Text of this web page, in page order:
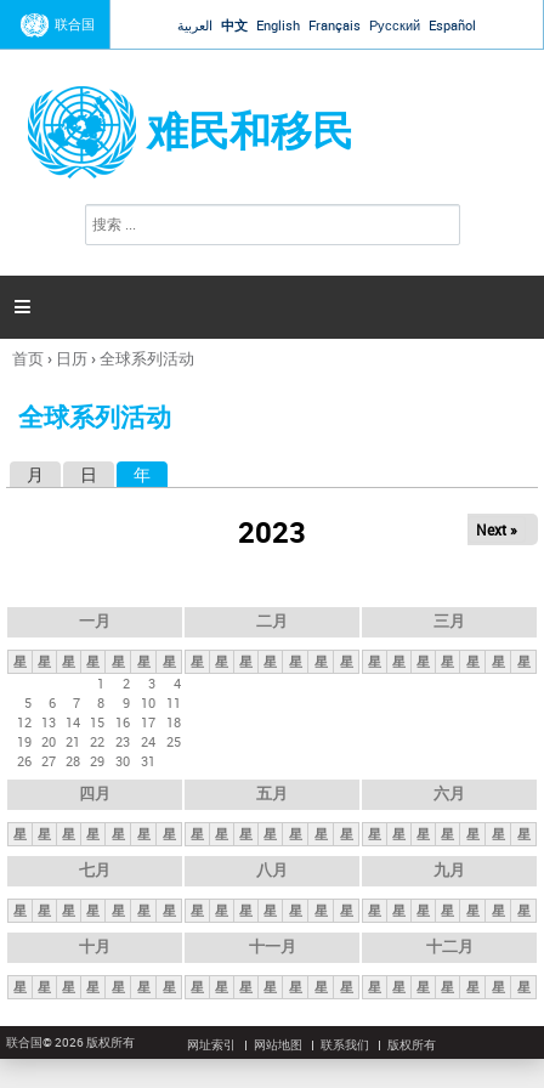
Jump to navigation
联合国 العربية 中文 English Français Русский Español
难民和移民
搜
索

你
这
首页› 日历›全球系列活动
全球系列活动
月 日 年
2023 Next »
一月
星 星 星 星 星 星
星
1
2 3
4
5
6 7 8 9 10
11
12 13 14 15 16 17
18
19 20 21 22 23 24 25
26 27 28 29 30 31
二月
星 星 星 星 星 星 星
三月
星 星 星 星 星 星 星
四月
星 星 星 星 星 星 星
五月
星 星 星 星 星 星 星
六月
星 星 星 星 星 星 星
七月
星 星 星 星 星 星 星
八月
星 星 星 星 星 星 星
九月
星 星 星 星 星 星 星
十月
星 星 星 星 星 星 星
十一月
星 星 星 星 星 星 星
十二月
星 星 星 星 星 星 星
联合国© 2026 版权所有 网址索引 网站地图 联系我们 版权所有